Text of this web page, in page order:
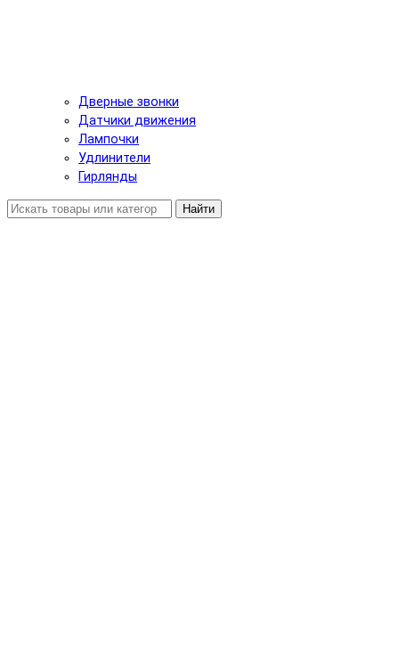
Дверные звонки
Датчики движения
Лампочки
Удлинители
Гирлянды
Найти